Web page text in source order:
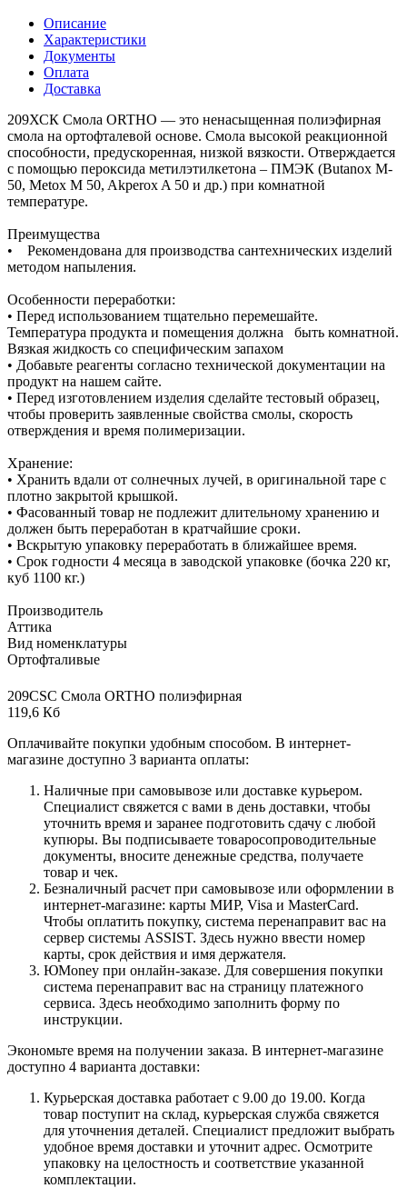
Описание
Характеристики
Документы
Оплата
Доставка
209ХСК Смола ORTHO — это ненасыщенная полиэфирная
смола на ортофталевой основе. Смола высокой реакционной
способности, предускоренная, низкой вязкости. Отверждается
с помощью пероксида метилэтилкетона – ПМЭК (Butanox M-
50, Metox M 50, Akperox A 50 и др.) при комнатной
температуре.
Преимущества
• Рекомендована для производства сантехнических изделий
методом напыления.
Особенности переработки:
• Перед использованием тщательно перемешайте.
Температура продукта и помещения должна быть комнатной.
Вязкая жидкость со специфическим запахом
• Добавьте реагенты согласно технической документации на
продукт на нашем сайте.
• Перед изготовлением изделия сделайте тестовый образец,
чтобы проверить заявленные свойства смолы, скорость
отверждения и время полимеризации.
Хранение:
• Хранить вдали от солнечных лучей, в оригинальной таре с
плотно закрытой крышкой.
• Фасованный товар не подлежит длительному хранению и
должен быть переработан в кратчайшие сроки.
• Вскрытую упаковку переработать в ближайшее время.
• Срок годности 4 месяца в заводской упаковке (бочка 220 кг,
куб 1100 кг.)
Производитель
Аттика
Вид номенклатуры
Ортофталивые
209CSC Смола ORTHO полиэфирная
119,6 Кб
Оплачивайте покупки удобным способом. В интернет-
магазине доступно 3 варианта оплаты:
Наличные при самовывозе или доставке курьером.
Специалист свяжется с вами в день доставки, чтобы
уточнить время и заранее подготовить сдачу с любой
купюры. Вы подписываете товаросопроводительные
документы, вносите денежные средства, получаете
товар и чек.
Безналичный расчет при самовывозе или оформлении в
интернет-магазине: карты МИР, Visa и MasterCard.
Чтобы оплатить покупку, система перенаправит вас на
сервер системы ASSIST. Здесь нужно ввести номер
карты, срок действия и имя держателя.
ЮMoney при онлайн-заказе. Для совершения покупки
система перенаправит вас на страницу платежного
сервиса. Здесь необходимо заполнить форму по
инструкции.
Экономьте время на получении заказа. В интернет-магазине
доступно 4 варианта доставки:
Курьерская доставка работает с 9.00 до 19.00. Когда
товар поступит на склад, курьерская служба свяжется
для уточнения деталей. Специалист предложит выбрать
удобное время доставки и уточнит адрес. Осмотрите
упаковку на целостность и соответствие указанной
комплектации.